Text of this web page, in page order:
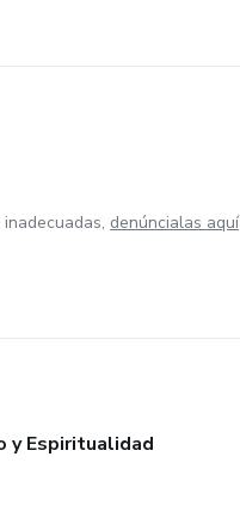
denúncialas aquí
y Espiritualidad